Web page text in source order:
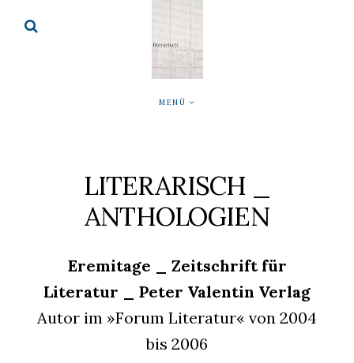
MENÜ
LITERARISCH _
ANTHOLOGIEN
Eremitage _ Zeitschrift für
Literatur _ Peter Valentin Verlag
Autor im »Forum Literatur« von 2004
bis 2006